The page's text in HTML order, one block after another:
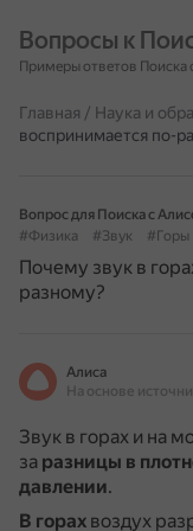
Вопросы к
Примеры ответов Поиска
Главная / Наука и
воспринимается по-
Вопрос для Поиска с
#Физика
#Звук #Горы
Почему звук в
разному?
Алиса
Звук в горах и на
за разницы в
давлении.
В горах воздух